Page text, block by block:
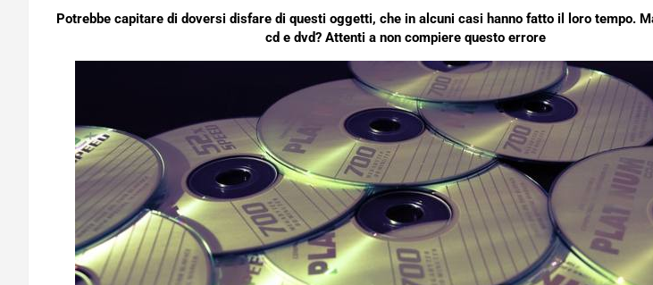
Potrebbe capitare di doversi disfare di questi oggetti, che in alcuni casi hanno fatto il loro tempo.
cd e dvd? Attenti a non compiere questo errore